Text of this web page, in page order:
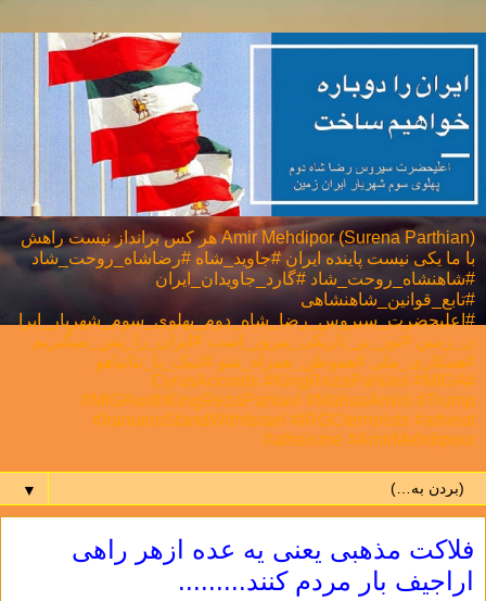
Amir Mehdipor (Surena Parthian) هر كس برانداز نيست راهش
با ما يكی نيست پاینده ایران #جاوید_شاه #رضاشاه_روحت_شاد
#شاهنشاه_روحت_شاد #گارد_جاویدان_ایران
#تابع_قوانین_شاهنشاهی
#اعلیحضرت_سیروس_رضا_شاه_دوم_پهلوی_سوم_شهریار_ایرا
ن_زمین #نور_بر_تاریکی_پیروز_است #ایران_را_پس_میگیریم
#همکاری_ملی⁩ #هموطن_همراه_شو #لبیک_یا_نتانیاهو
#CyrusAccords #KingRezaPahlavi #MIGA
#MIGAwithKingRezaPahlavi #MahsaAmini #Trump
#IraniansStandWithIsrael #IRGCterrorists #atheist
#atheisme #AmirMehdipour
▼
ﻓﻼﮐﺖ ﻣﺬﻫﺒﯽ ﯾﻌﻨﯽ ﯾﻪ ﻋﺪﻩ ﺍﺯﻫﺮ ﺭﺍﻫﯽ
ﺍﺭﺍﺟﯿﻒ ﺑﺎﺭ ﻣﺮﺩﻡ ﮐﻨﻨﺪ.........